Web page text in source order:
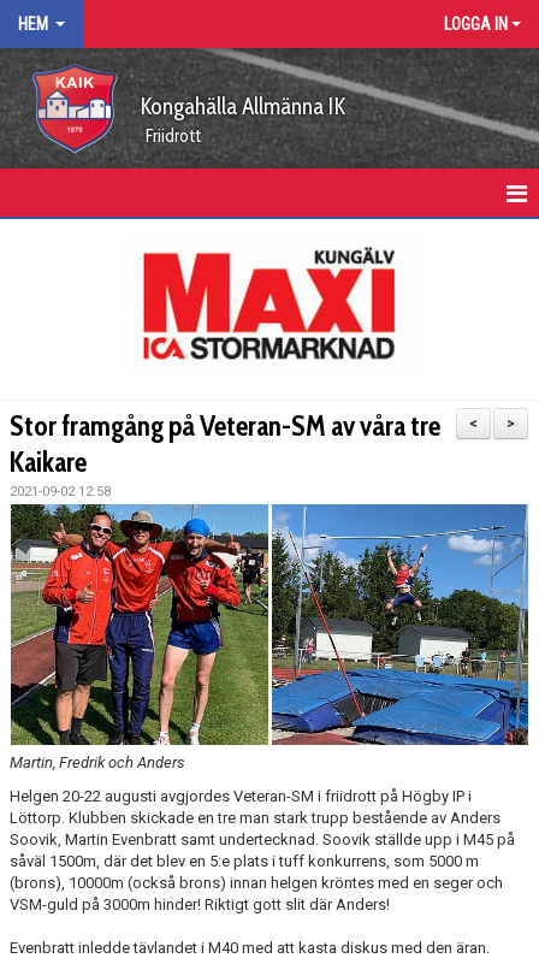
HEM LOGGA IN
Kongahälla Allmänna IK
Friidrott
VÅRA ARRANGEMANG
FUNKTIONÄRSUPPDRAG
ARBETSGRUPPER
NYHETSARKIV
>
<
Stor framgång på Veteran-SM av våra tre
Kaikare
2021-09-02 12:58
Martin, Fredrik och Anders
Helgen 20-22 augusti avgjordes Veteran-SM i friidrott på Högby IP i
Löttorp. Klubben skickade en tre man stark trupp bestående av Anders
Soovik, Martin Evenbratt samt undertecknad. Soovik ställde upp i M45 på
såväl 1500m, där det blev en 5:e plats i tuff konkurrens, som 5000 m
(brons), 10000m (också brons) innan helgen kröntes med en seger och
VSM-guld på 3000m hinder! Riktigt gott slit där Anders!
Evenbratt inledde tävlandet i M40 med att kasta diskus med den äran.